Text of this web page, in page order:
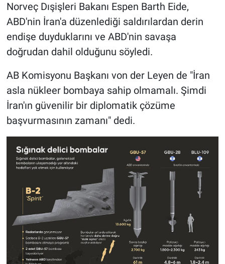
Norveç Dışişleri Bakanı Espen Barth Eide,
ABD'nin İran'a düzenlediği saldırılardan derin
endişe duyduklarını ve ABD'nin savaşa
doğrudan dahil olduğunu söyledi.
AB Komisyonu Başkanı von der Leyen de "İran
asla nükleer bombaya sahip olmamalı. Şimdi
İran'ın güvenilir bir diplomatik çözüme
başvurmasının zamanı" dedi.